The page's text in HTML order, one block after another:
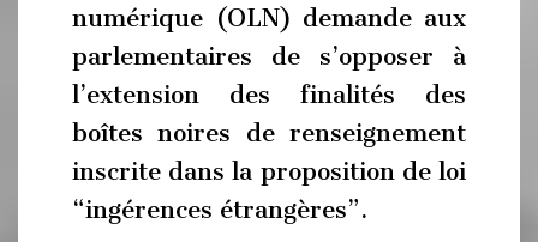
numérique (OLN) demande aux
parlementaires de s’opposer à
l’extension des finalités des
boîtes noires de renseignement
inscrite dans la proposition de loi
“ingérences étrangères”.